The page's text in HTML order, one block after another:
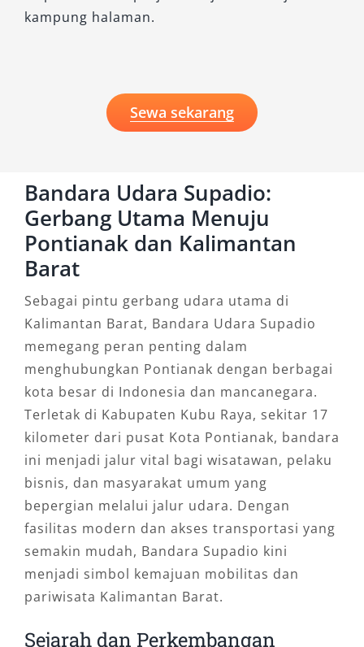
kampung halaman.
Sewa sekarang
Bandara Udara Supadio:
Gerbang Utama Menuju
Pontianak dan Kalimantan
Barat
Sebagai pintu gerbang udara utama di
Kalimantan Barat, Bandara Udara Supadio
memegang peran penting dalam
menghubungkan Pontianak dengan berbagai
kota besar di Indonesia dan mancanegara.
Terletak di Kabupaten Kubu Raya, sekitar 17
kilometer dari pusat Kota Pontianak, bandara
ini menjadi jalur vital bagi wisatawan, pelaku
bisnis, dan masyarakat umum yang
bepergian melalui jalur udara. Dengan
fasilitas modern dan akses transportasi yang
semakin mudah, Bandara Supadio kini
menjadi simbol kemajuan mobilitas dan
pariwisata Kalimantan Barat.
Sejarah dan Perkembangan